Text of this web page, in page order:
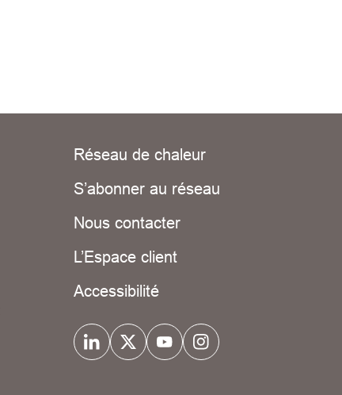
Réseau de chaleur
S’abonner au réseau
Nous contacter
L’Espace client
Accessibilité